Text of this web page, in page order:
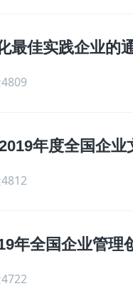
最佳实践企业的
年度全国企
年全国企业管理